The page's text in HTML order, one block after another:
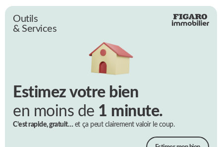
Outils
& Services
Estimez votre bien
en moins de 1 minute.
C’est rapide, gratuit…et ça peut clairement valoir le coup.